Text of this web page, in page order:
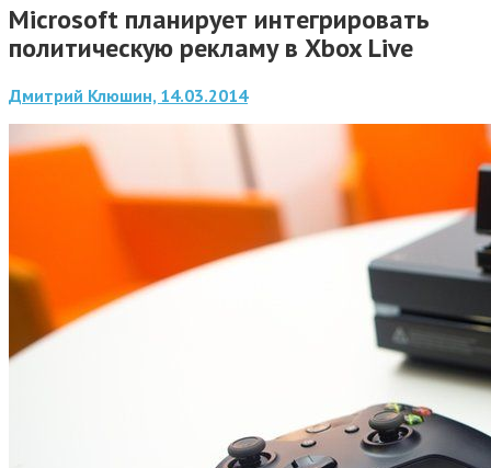
Microsoft планирует интегрировать
политическую рекламу в Xbox Live
Дмитрий Клюшин, 14.03.2014